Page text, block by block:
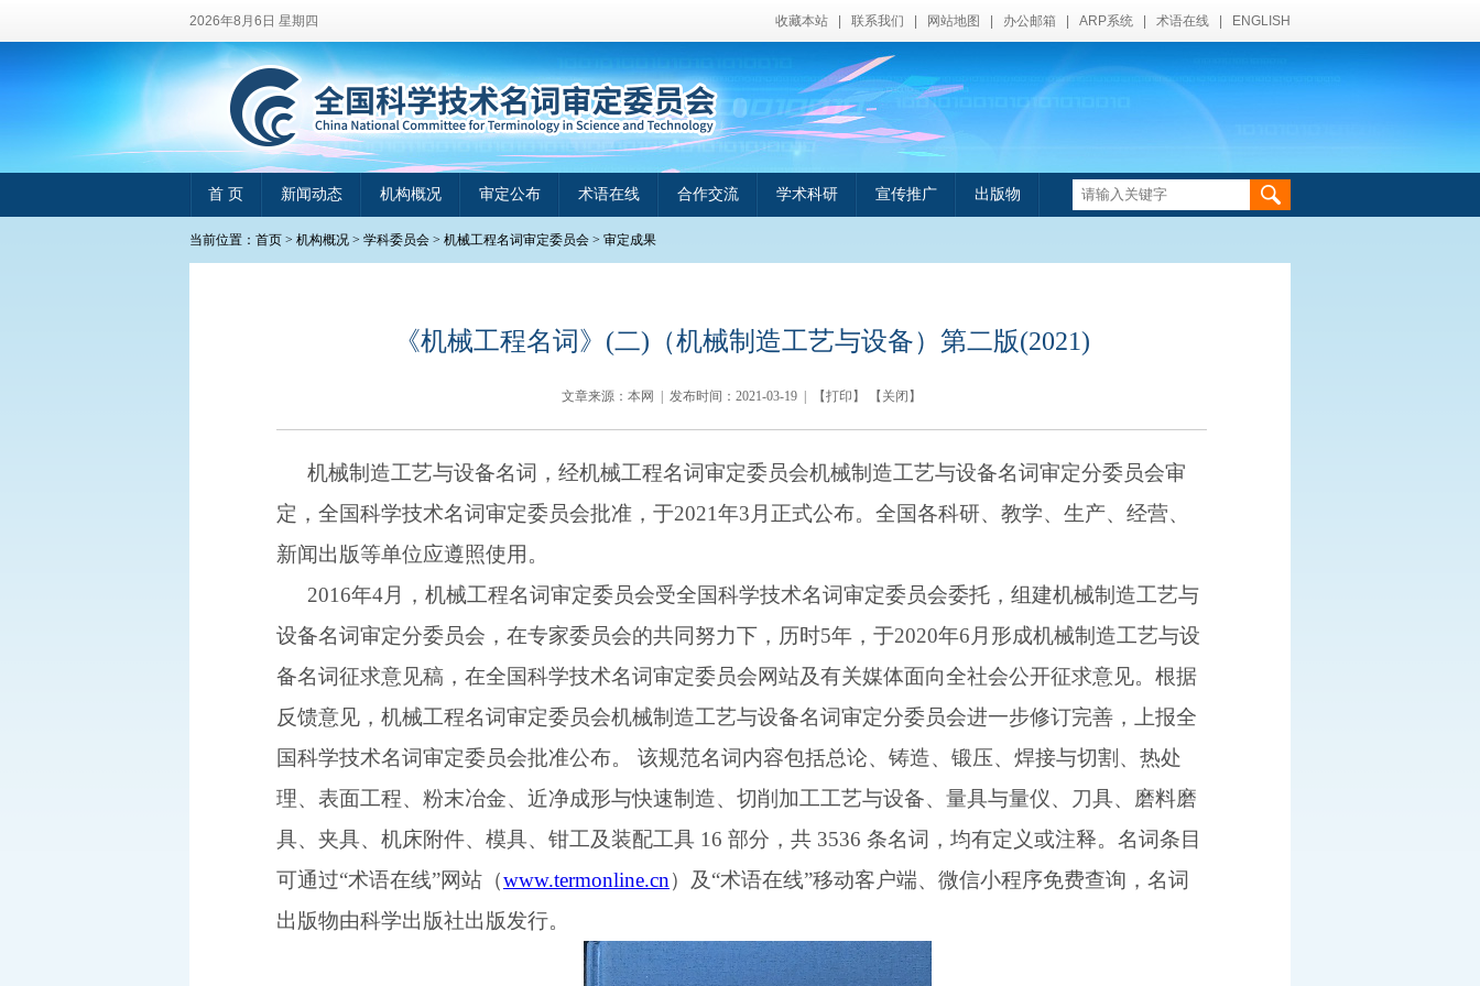
2026年8月6日 星期四 收藏本站 联系我们 网站地图 办公邮箱 ARP系统 术语在线 ENGLISH
首 页 新闻动态 机构概况 审定公布 术语在线 合作交流 学术科研 宣传推广 出版物
当前位置： 首页 > 机构概况 > 学科委员会 > 机械工程名词审定委员会 > 审定成果
《机械工程名词》(二)（机械制造工艺与设备）第二版(2021)
文章来源：本网 | 发布时间：2021-03-19 | 【打印 】 【 关闭 】
机械制造工艺与设备名词，经机械工程名词审定委员会机械制造工艺与设备名词审定分委员会审
定，全国科学技术名词审定委员会批准，于2021年3月正式公布。全国各科研、教学、生产、经营、
新闻出版等单位应遵照使用。
2016年4月，机械工程名词审定委员会受全国科学技术名词审定委员会委托，组建机械制造工艺与
设备名词审定分委员会，在专家委员会的共同努力下，历时5年，于2020年6月形成机械制造工艺与设
备名词征求意见稿，在全国科学技术名词审定委员会网站及有关媒体面向全社会公开征求意见。根据
反馈意见，机械工程名词审定委员会机械制造工艺与设备名词审定分委员会进一步修订完善，上报全
国科学技术名词审定委员会批准公布。 该规范名词内容包括总论、铸造、锻压、焊接与切割、热处
理、表面工程、粉末冶金、近净成形与快速制造、切削加工工艺与设备、量具与量仪、刀具、磨料磨
具、夹具、机床附件、模具、钳工及装配工具 16 部分，共 3536 条名词，均有定义或注释。名词条目
可通过“术语在线”网站（www.termonline.cn）及“术语在线”移动客户端、微信小程序免费查询，名词
出版物由科学出版社出版发行。